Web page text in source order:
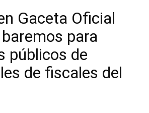
Gaceta Oficial
para
públicos de
de fiscales del